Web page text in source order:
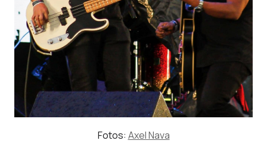
Fotos: Axel Nava